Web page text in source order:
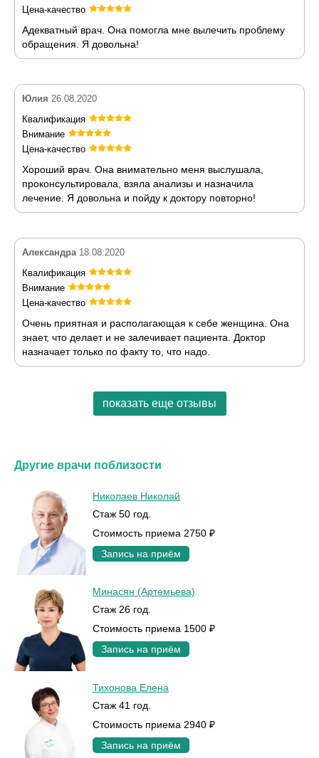
Цена-качество
Адекватный врач. Она помогла мне вылечить проблему
обращения. Я довольна!
Юлия 26.08.2020
Квалификация
Внимание
Цена-качество
Хороший врач. Она внимательно меня выслушала,
проконсультировала, взяла анализы и назначила
лечение. Я довольна и пойду к доктору повторно!
Александра 18.08.2020
Квалификация
Внимание
Цена-качество
Очень приятная и располагающая к себе женщина. Она
знает, что делает и не залечивает пациента. Доктор
назначает только по факту то, что надо.
показать еще отзывы
Другие врачи поблизости
Николаев Николай
Стаж 50 год.
Стоимость приема 2750 ₽
Запись на приём
Минасян (Артемьева)
Стаж 26 год.
Стоимость приема 1500 ₽
Запись на приём
Тихонова Елена
Стаж 41 год.
Стоимость приема 2940 ₽
Запись на приём